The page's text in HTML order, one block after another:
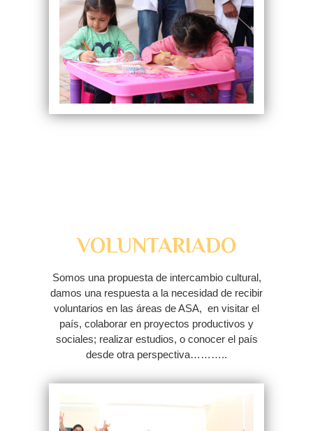
VOLUNTARIADO
Somos una propuesta de intercambio cultural,
damos una respuesta a la necesidad de recibir
voluntarios en las áreas de ASA, en visitar el
país, colaborar en proyectos productivos y
sociales; realizar estudios, o conocer el país
desde otra perspectiva………..